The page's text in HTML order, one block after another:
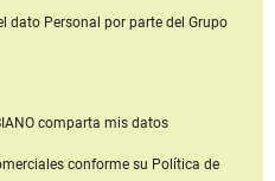
dato Personal por parte del Grupo
comparta mis datos
conforme su Política de